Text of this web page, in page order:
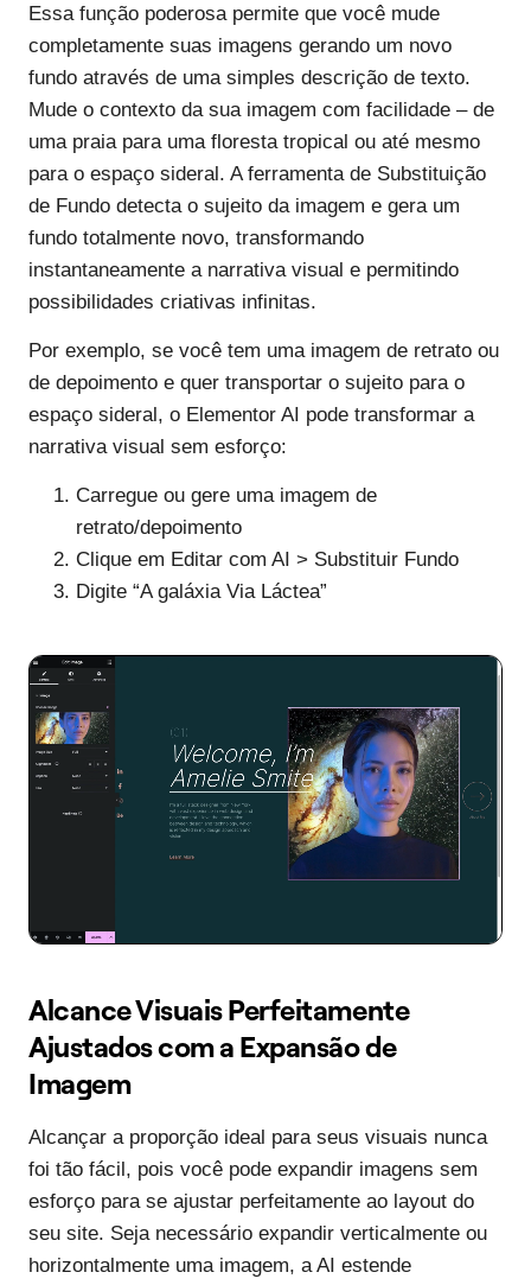
Essa função poderosa permite que você mude
completamente suas imagens gerando um novo
fundo através de uma simples descrição de texto.
Mude o contexto da sua imagem com facilidade – de
uma praia para uma floresta tropical ou até mesmo
para o espaço sideral. A ferramenta de Substituição
de Fundo detecta o sujeito da imagem e gera um
fundo totalmente novo, transformando
instantaneamente a narrativa visual e permitindo
possibilidades criativas infinitas.
Por exemplo, se você tem uma imagem de retrato ou
de depoimento e quer transportar o sujeito para o
espaço sideral, o Elementor AI pode transformar a
narrativa visual sem esforço:
Carregue ou gere uma imagem de
retrato/depoimento
Clique em Editar com AI > Substituir Fundo
Digite “A galáxia Via Láctea”
Alcance Visuais Perfeitamente
Ajustados com a Expansão de
Imagem
Alcançar a proporção ideal para seus visuais nunca
foi tão fácil, pois você pode expandir imagens sem
esforço para se ajustar perfeitamente ao layout do
seu site. Seja necessário expandir verticalmente ou
horizontalmente uma imagem, a AI estende